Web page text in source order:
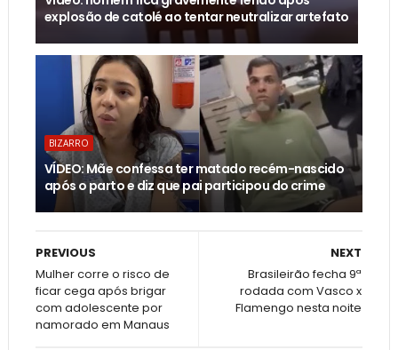
explosão de catolé ao tentar neutralizar artefato
BIZARRO
VÍDEO: Mãe confessa ter matado recém-nascido
após o parto e diz que pai participou do crime
NEXT
Brasileirão fecha 9ª
rodada com Vasco x
Flamengo nesta noite
PREVIOUS
Mulher corre o risco de
ficar cega após brigar
com adolescente por
namorado em Manaus